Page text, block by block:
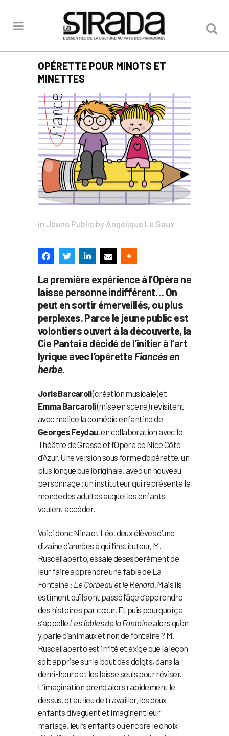
OPÉRETTE POUR MINOTS ET
MINETTES
in Jeune Public by Angélique Le Saux
La première expérience à l’Opéra ne
laisse personne indifférent… On
peut en sortir émerveillés, ou plus
perplexes. Parce le jeune public est
volontiers ouvert à la découverte, la
Cie Pantai a décidé de l’initier à l’art
lyrique avec l’opérette Fiancés en
herbe.
Joris Barcaroli(création musicale) et
Emma Barcaroli(mise en scène) revisitent
avec malice la comédie enfantine de
Georges Feydau, en collaboration avec le
Théâtre de Grasse et l’Opéra de Nice Côte
d’Azur. Une version sous forme d’opérette, un
plus longue que l’originale, avec un nouveau
personnage : un instituteur qui représente le
monde des adultes auquel les enfants
veulent accéder.
Voici donc Nina et Léo, deux élèves d’une
dizaine d’années à qui l’instituteur, M.
Ruscellaperto, essaie désespérément de
leur faire apprendre une fable de La
Fontaine : Le Corbeau et le Renard. Mais ils
estiment qu’ils ont passé l’âge d’apprendre
des histoires par cœur. Et puis pourquoi ça
s’appelle Les fables de la Fontainealors qu’on
y parle d’animaux et non de fontaine ? M.
Ruscellaperto est irrité et exige que la leçon
soit apprise sur le bout des doigts, dans la
demi-heure et les laisse seuls pour réviser.
L’imagination prend alors rapidement le
dessus, et au lieu de travailler, les deux
enfants divaguent et imaginent leur
mariage, leurs enfants ou encore le choix